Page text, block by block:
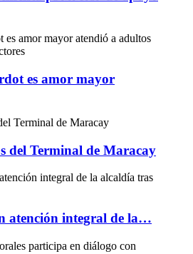
es amor mayor
del Terminal de Maracay
atención integral de la…